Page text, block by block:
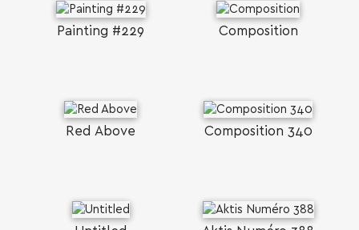
SEARCH AND PRESS ENTER
Painting #229 Composition
Red Above Composition 340